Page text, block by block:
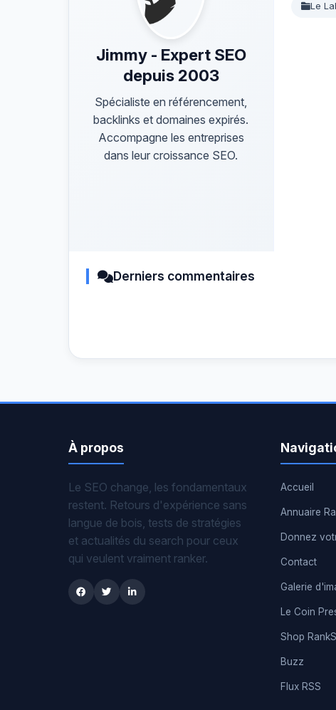
Jimmy - Expert SEO
depuis 2003
Spécialiste en référencement,
backlinks et domaines expirés.
Accompagne les entreprises
dans leur croissance SEO.
Le
Derniers commentaires
À propos
Le SEO change, les fondamentaux
restent. Retours d'expérience sans
langue de bois, tests de stratégies
et actualités du search pour ceux
qui veulent vraiment ranker.
Accueil
Annuaire
Donnez
Contact
Galerie
Le Coin
Shop
Buzz
Flux RSS